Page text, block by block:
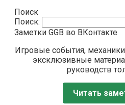
Поиск
Поиск:
Заметки GGB во ВКонтакте
Игровые события,
эксклюзивные
руководств
Читать